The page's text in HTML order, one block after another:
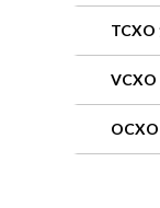
TCXO
VCXO